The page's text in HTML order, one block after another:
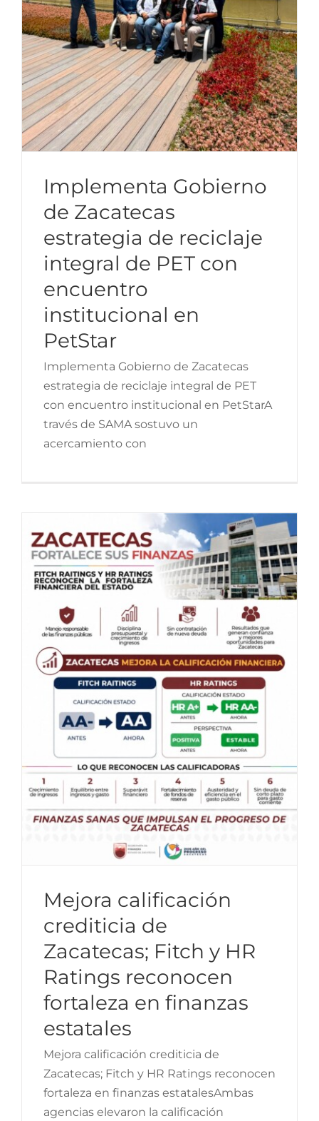
Implementa Gobierno
de Zacatecas
estrategia de reciclaje
integral de PET con
encuentro
institucional en
PetStar
Implementa Gobierno de Zacatecas
estrategia de reciclaje integral de PET
con encuentro institucional en PetStarA
través de SAMA sostuvo un
acercamiento con
Mejora calificación
crediticia de Zacatecas;
Fitch y HR Ratings
reconocen fortaleza en
finanzas estatales
Mejora calificación
crediticia de
Zacatecas; Fitch y HR
Ratings reconocen
fortaleza en finanzas
estatales
Mejora calificación crediticia de
Zacatecas; Fitch y HR Ratings reconocen
fortaleza en finanzas estatalesAmbas
agencias elevaron la calificación
Acudir periódicamente al
odontólogo puede
ayudar a detectar el
bruxismo